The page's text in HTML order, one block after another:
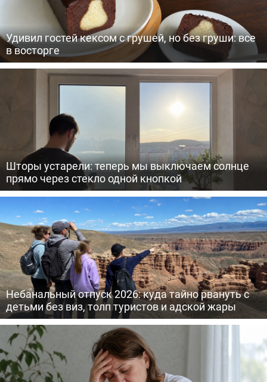
Удивил гостей кексом с грушей, но без груши: все
в восторге
Шторы устарели: теперь мы выключаем солнце
прямо через стекло одной кнопкой
Небанальный отпуск 2026: куда тайно рвануть с
детьми без виз, толп туристов и адской жары